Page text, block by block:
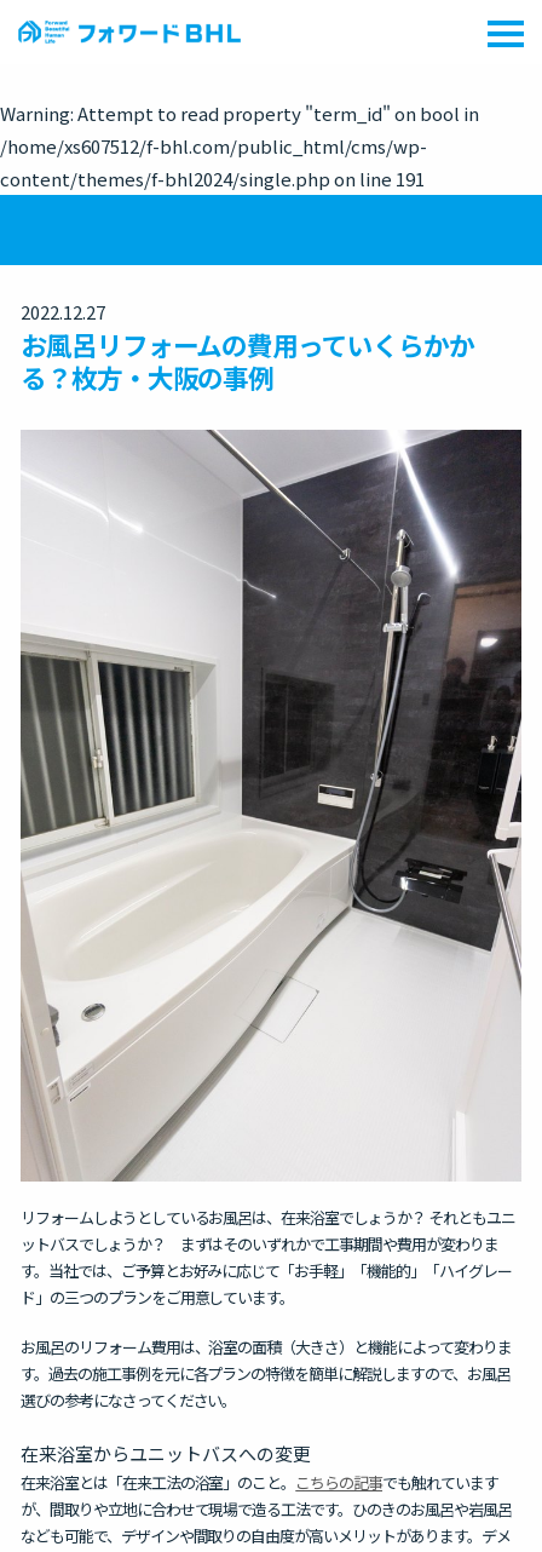
Warning: Attempt to read property "term_id" on bool in
/home/xs607512/f-bhl.com/public_html/cms/wp-
content/themes/f-bhl2024/single.phpon line 191
2022.12.27
お風呂リフォームの費用っていくらかか
る？枚方・大阪の事例
リフォームしようとしているお風呂は、在来浴室でしょうか？ それともユニ
ットバスでしょうか？ まずはそのいずれかで工事期間や費用が変わりま
す。当社では、ご予算とお好みに応じて「お手軽」「機能的」「ハイグレー
ド」の三つのプランをご用意しています。
お風呂のリフォーム費用は、浴室の面積（大きさ）と機能によって変わりま
す。過去の施工事例を元に各プランの特徴を簡単に解説しますので、お風呂
選びの参考になさってください。
在来浴室からユニットバスへの変更
在来浴室とは「在来工法の浴室」のこと。 こちらの記事でも触れています
が、 間取りや立地に合わせて現場で造る工法です。ひのきのお風呂や岩風呂
なども可能で、 デザインや間取りの自由度が高いメリットがあります。デメ